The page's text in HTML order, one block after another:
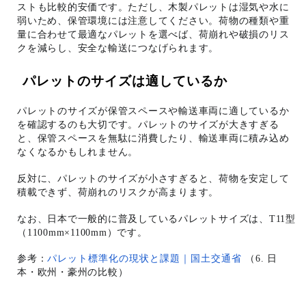
ストも比較的安価です。ただし、木製パレットは湿気や水に
弱いため、保管環境には注意してください。荷物の種類や重
量に合わせて最適なパレットを選べば、荷崩れや破損のリス
クを減らし、安全な輸送につなげられます。
パレットのサイズは適しているか
パレットのサイズが保管スペースや輸送車両に適しているか
を確認するのも大切です。パレットのサイズが大きすぎる
と、保管スペースを無駄に消費したり、輸送車両に積み込め
なくなるかもしれません。
反対に、パレットのサイズが小さすぎると、荷物を安定して
積載できず、荷崩れのリスクが高まります。
なお、日本で一般的に普及しているパレットサイズは、T11型
（1100mm×1100mm）です。
参考：パレット標準化の現状と課題｜国土交通省 （6. 日
本・欧州・豪州の比較）